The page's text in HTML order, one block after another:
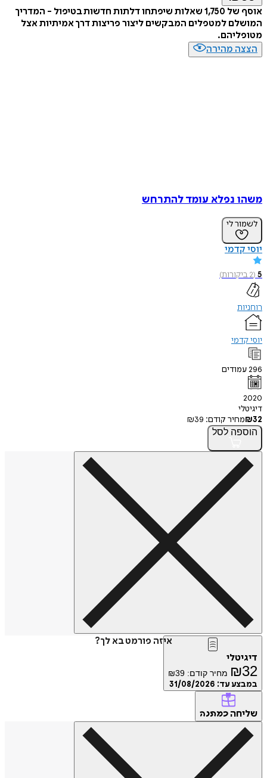
אוסף של 1,750 שאלות שיפתחו דלתות חדשות בטיפול - המדריך
המושלם למטפלים המבקשים ליצור פריצות דרך אמיתיות אצל
מטופליהם.
הצצה מהירה
משהו נפלא עומד להתרחש
לשמור לי
יוסי קדמי
5
(
2ביקורות)
רוחניות
יוסי קדמי
296עמודים
2020
דיגיטלי
₪32 מחיר קודם: ₪39
הוספה לסל
איזה פורמט בא לך?
דיגיטלי
₪32 מחיר קודם: ₪39
במבצע עד: 31/08/2026
שליחה כמתנה